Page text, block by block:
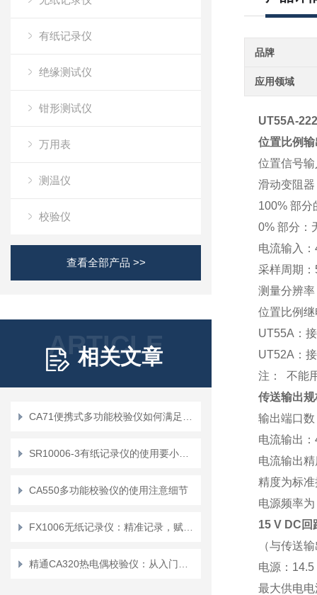
有纸记录仪
绝缘测试仪
钳形测试仪
万用表
测温仪
校验仪
查看全部产品 >>
ARTICLE
相关文章
CA550多功能校验仪的使用注意细节
品牌
应用领域
UT55A-
位置比例
位置信号输
滑动变阻
100% 部分
0% 部分：
电流输入
采样周期：
测量分辨
位置比例
UT55A：
UT52A：
注： 不能
传送输出规
输出端口
电流输出
电流输出
精度为标
电源频率
15 V DC回
（与传送
电源：
最大供电